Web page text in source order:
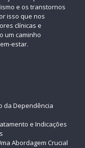
e os transtornos
isso que nos
clínicas e
um caminho
estar.
da Dependência
e Indicações
Abordagem Crucial